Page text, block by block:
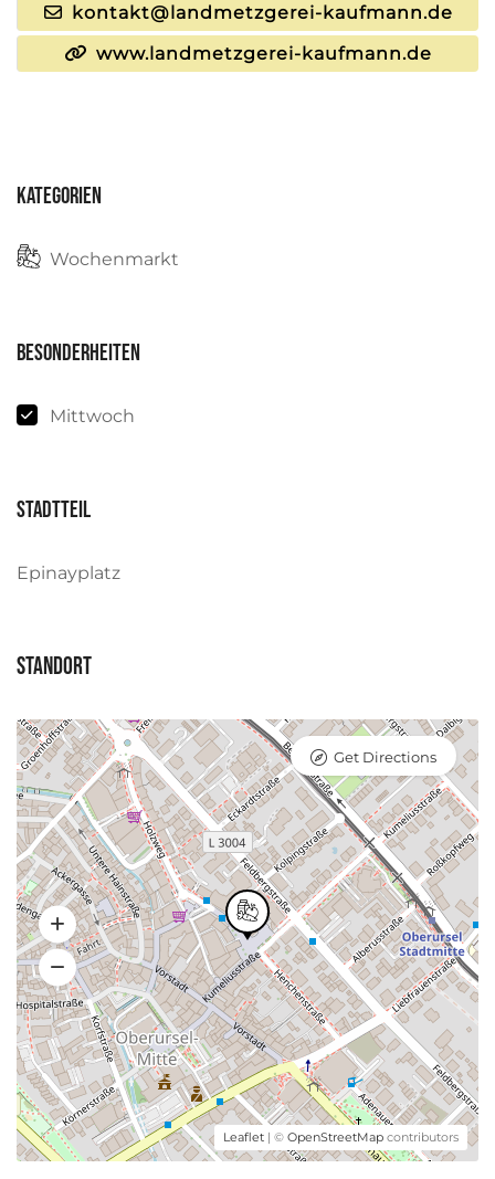
kontakt@landmetzgerei-kaufmann.de
www.landmetzgerei-kaufmann.de
Kategorien
Wochenmarkt
Besonderheiten
Mittwoch
Stadtteil
Epinayplatz
Standort
Leaflet | © OpenStreetMap contributors
Get Directions